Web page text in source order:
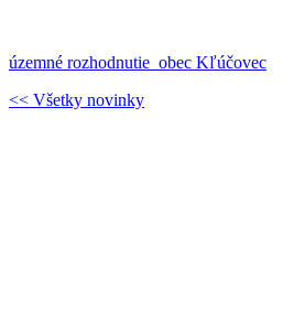
územné rozhodnutie_obec Kľúčovec
<< Všetky novinky